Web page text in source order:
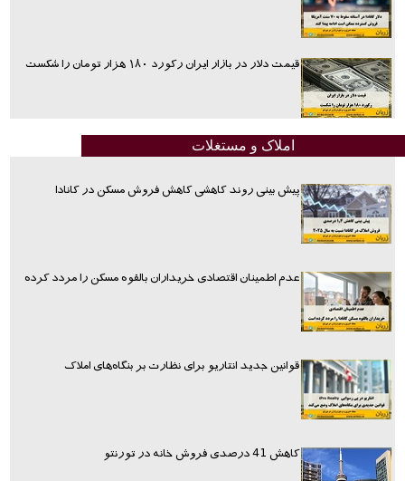
قیمت دلار در بازار ایران رکورد ۱۸۰ هزار تومان را شکست
املاک و مستغلات
پیش بینی روند کاهشی کاهش فروش مسکن در کانادا
عدم اطمینان اقتصادی خریداران بالقوه مسکن را مردد کرده
قوانین جدید انتاریو برای نظارت بر بنگاه‌های املاک
کاهش 41 درصدی فروش خانه در تورنتو